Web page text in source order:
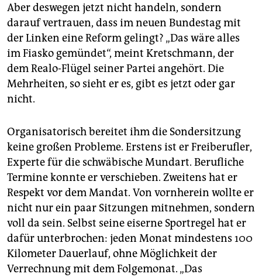
Aber deswegen jetzt nicht handeln, sondern
darauf vertrauen, dass im neuen Bundestag mit
der Linken eine Reform gelingt? „Das wäre alles
im ­Fiasko gemündet“, meint Kretschmann, der
dem Realo-Flügel seiner Partei angehört. Die
Mehrheiten, so sieht er es, gibt es jetzt oder gar
nicht.
Organisatorisch bereitet ihm die Sondersitzung
keine großen Probleme. Erstens ist er Freiberufler,
Experte für die schwäbische Mundart. Berufliche
Termine konnte er verschieben. Zweitens hat er
Respekt vor dem Mandat. Von vornherein wollte er
nicht nur ein paar Sitzungen mitnehmen, sondern
voll da sein. Selbst seine eiserne Sport­regel hat er
dafür unterbrochen: jeden Monat mindestens 100
Kilometer Dauerlauf, ohne Möglichkeit der
Verrechnung mit dem Folgemonat. „Das